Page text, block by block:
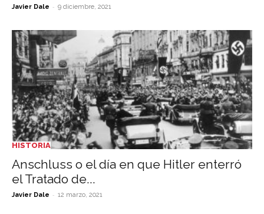
Javier Dale - 9 diciembre, 2021
HISTORIA
Anschluss o el día en que Hitler enterró
el Tratado de...
Javier Dale - 12 marzo, 2021